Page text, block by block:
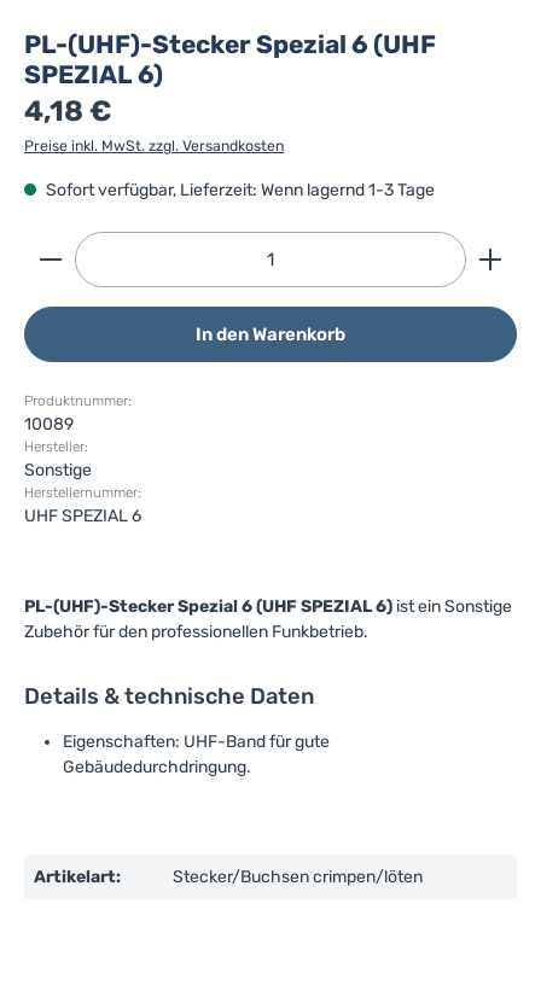
PL-(UHF)-Stecker Spezial 6 (UHF
SPEZIAL 6)
4,18 €
Preise inkl. MwSt. zzgl. Versandkosten
Sofort verfügbar, Lieferzeit: Wenn lagernd 1-3 Tage
Produkt Anzahl: Gib den gewünschten Wert ein
In den Warenkorb
Produktnummer:
10089
Hersteller:
Sonstige
Herstellernummer:
UHF SPEZIAL 6
PL-(UHF)-Stecker Spezial 6 (UHF SPEZIAL 6) ist ein Sonstige
Zubehör für den professionellen Funkbetrieb.
Details & technische Daten
Eigenschaften: UHF-Band für gute
Gebäudedurchdringung.
Artikelart: Stecker/Buchsen crimpen/löten